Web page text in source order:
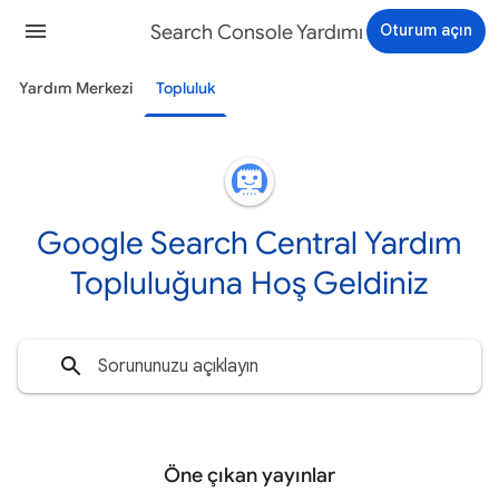
Search Console Yardımı Oturum açın
Yardım Merkezi Topluluk
Google Search Central Yardım
Topluluğuna Hoş Geldiniz
Öne çıkan yayınlar